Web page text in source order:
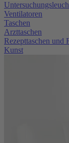
Ventilatoren
Taschen
Arzttaschen
Rezepttaschen und
Kunst